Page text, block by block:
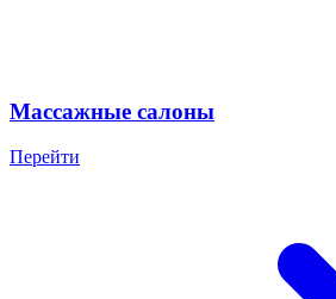
Массажные салоны
Перейти